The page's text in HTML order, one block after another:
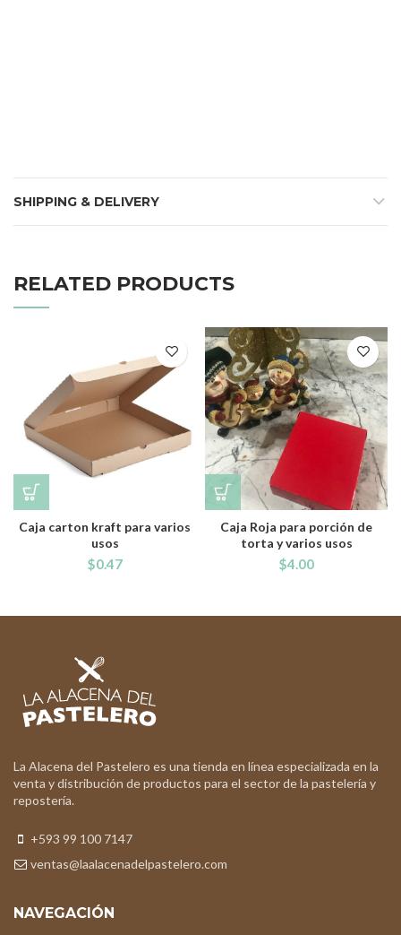
SHIPPING & DELIVERY
RELATED PRODUCTS
Caja carton kraft para varios
usos
$0.47
Caja Roja para porción de
torta y varios usos
$4.00
La Alacena del Pastelero es una tienda en línea especializada en la
venta y distribución de productos para el sector de la pastelería y
repostería.
+593 99 100 7147
ventas@laalacenadelpastelero.com
NAVEGACIÓN